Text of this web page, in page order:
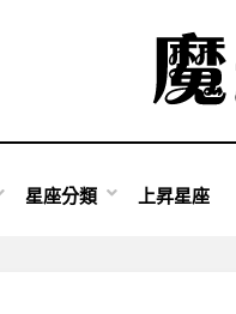
星座分類 上昇星座